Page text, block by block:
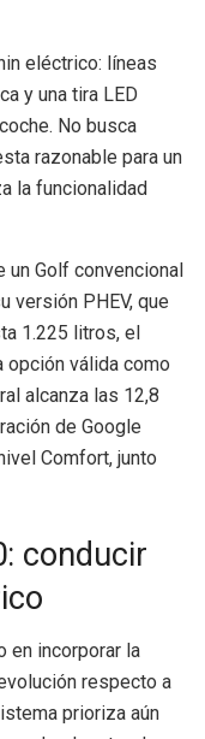
eléctrico: líneas
y una tira LED
No busca
razonable para un
la funcionalidad
Golf convencional
versión PHEV, que
1.225 litros, el
opción válida como
alcanza las 12,8
de Google
Comfort, junto
conducir
en incorporar la
respecto a
prioriza aún